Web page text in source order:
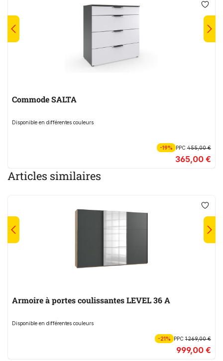
Commode SALTA
Disponible en différentes couleurs
-19% PPC455,00 €
365,00 €
Articles similaires
Armoire à portes coulissantes LEVEL 36 A
Disponible en différentes couleurs
-21% PPC1 269,00 €
999,00 €